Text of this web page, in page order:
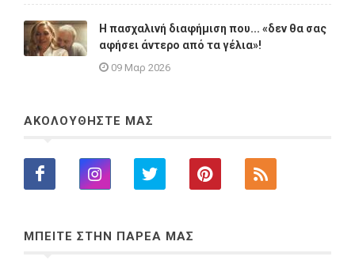
Η πασχαλινή διαφήμιση που... «δεν θα σας
αφήσει άντερο από τα γέλια»!
09 Μαρ 2026
ΑΚΟΛΟΥΘΗΣΤΕ ΜΑΣ
ΜΠΕΙΤΕ ΣΤΗΝ ΠΑΡΕΑ ΜΑΣ